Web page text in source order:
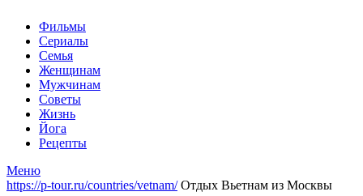
Фильмы
Сериалы
Семья
Женщинам
Мужчинам
Советы
Жизнь
Йога
Рецепты
Меню
https://p-tour.ru/countries/vetnam/Отдых Вьетнам из Москвы